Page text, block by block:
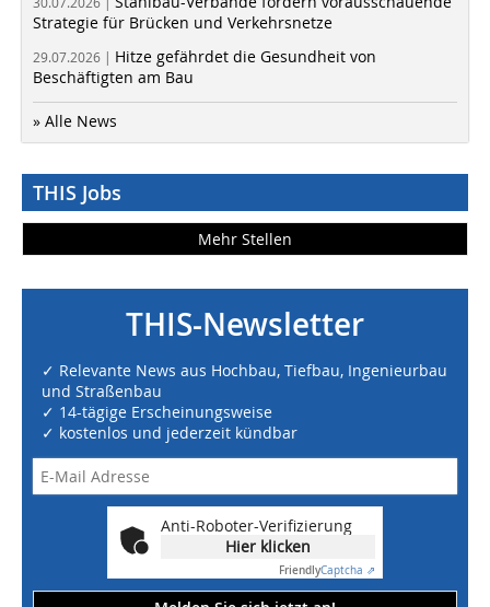
Strategie für Brücken und Verkehrsnetze
29.07.2026 | Hitze gefährdet die Gesundheit von
Beschäftigten am Bau
» Alle News
THIS Jobs
Mehr Stellen
THIS-Newsletter
✓ Relevante News aus Hochbau, Tiefbau, Ingenieurbau
und Straßenbau
✓ 14-tägige Erscheinungsweise
✓ kostenlos und jederzeit kündbar
Anti-Roboter-Verifizierung
Hier klicken
FriendlyCaptcha ⇗